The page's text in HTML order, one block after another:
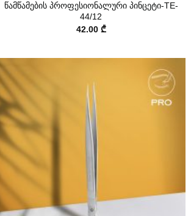
წამწამების პროფესიონალური პინცეტი-TE-
44/12
42.00 ₾